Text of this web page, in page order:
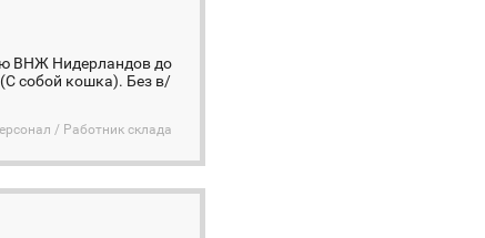
ВНЖ Нидерландов до
собой кошка). Без в/
/ Работник склада